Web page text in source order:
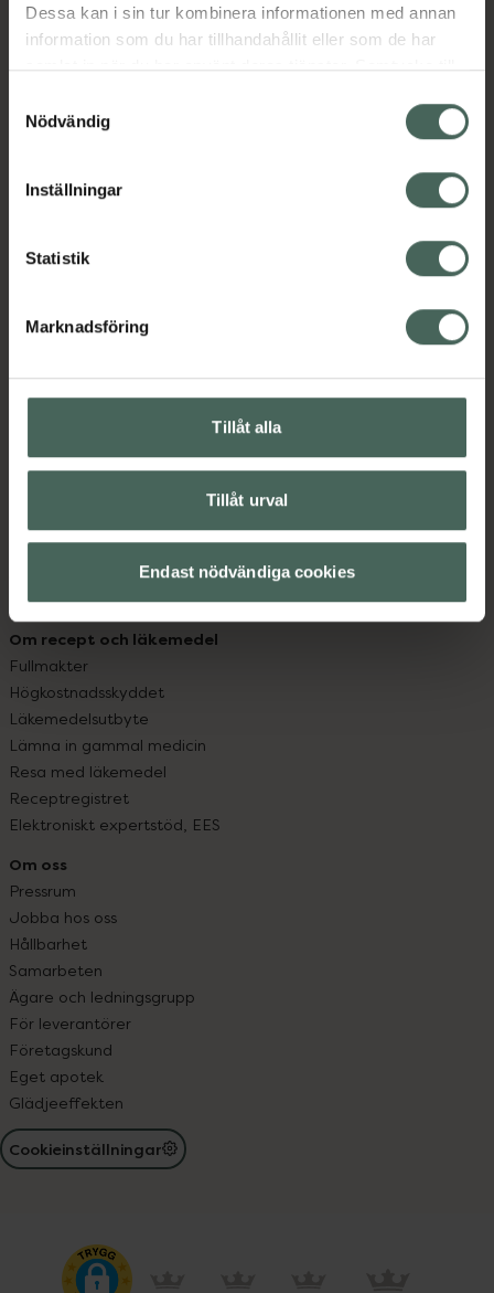
Dessa kan i sin tur kombinera informationen med annan
information som du har tillhandahållit eller som de har
samlat in när du har använt deras tjänster. Samtycke till
återkalla ditt samtycke via webbplatsens
cookieinställningar. Ett återkallat samtycke påverkar inte
lagligheten av behandling som skett innan återkallelsen.
Nödvändig
Inställningar
Statistik
Marknadsföring
Tillåt alla
Tillåt urval
Endast nödvändiga cookies
EAN:07340187105291
Kronans Apotek finns här för dig. Du hittar oss från Skåne i
datorn. Oavsett vem du är så är det vårt uppdrag att
hjälpa just dig att må lite bättre. Välkommen att prata
Handla tryggt
Leverans, betalning och retur
Sajtens tillgänglighet
Köpvillkor
Om recept och läkemedel
Fullmakter
Högkostnadsskyddet
Läkemedelsutbyte
Lämna in gammal medicin
Resa med läkemedel
Receptregistret
Elektroniskt expertstöd, EES
Om oss
Pressrum
Jobba hos oss
Hållbarhet
Samarbeten
Ägare och ledningsgrupp
För leverantörer
Företagskund
Eget apotek
Glädjeeffekten
Cookieinställningar